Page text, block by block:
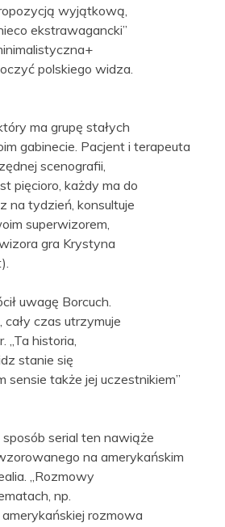
wyjątkową,
ekstrawagancki”
polskiego widza.
ma grupę stałych
gabinecie. Pacjent i terapeuta
scenografii,
pięcioro, każdy ma do
na tydzień, konsultuje
superwizorem,
gra Krystyna
uwagę Borcuch.
czas utrzymuje
„Ta historia,
stanie się
także jej uczestnikiem”
serial ten nawiąże
na amerykańskim
„Rozmowy
np.
rozmowa